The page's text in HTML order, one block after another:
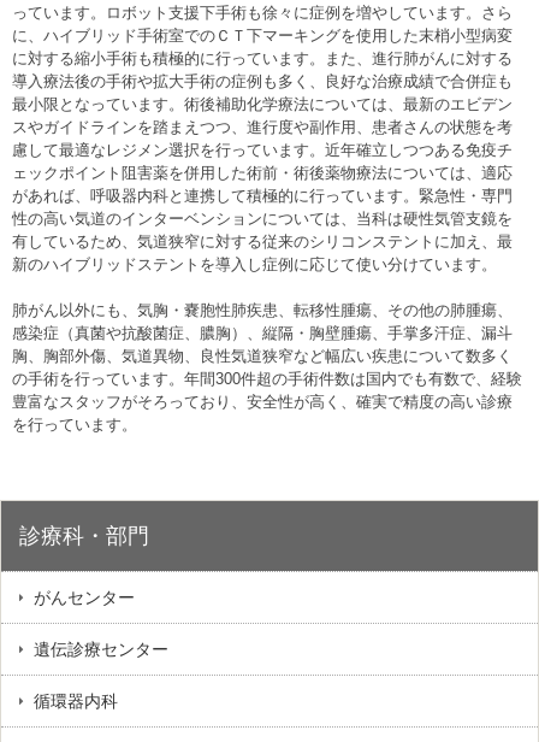
っています。ロボット支援下手術も徐々に症例を増やしています。さら
に、ハイブリッド手術室でのＣＴ下マーキングを使用した末梢小型病変
に対する縮小手術も積極的に行っています。また、進行肺がんに対する
導入療法後の手術や拡大手術の症例も多く、良好な治療成績で合併症も
最小限となっています。術後補助化学療法については、最新のエビデン
スやガイドラインを踏まえつつ、進行度や副作用、患者さんの状態を考
慮して最適なレジメン選択を行っています。近年確立しつつある免疫チ
ェックポイント阻害薬を併用した術前・術後薬物療法については、適応
があれば、呼吸器内科と連携して積極的に行っています。緊急性・専門
性の高い気道のインターベンションについては、当科は硬性気管支鏡を
有しているため、気道狭窄に対する従来のシリコンステントに加え、最
新のハイブリッドステントを導入し症例に応じて使い分けています。
肺がん以外にも、気胸・嚢胞性肺疾患、転移性腫瘍、その他の肺腫瘍、
感染症（真菌や抗酸菌症、膿胸）、縦隔・胸壁腫瘍、手掌多汗症、漏斗
胸、胸部外傷、気道異物、良性気道狭窄など幅広い疾患について数多く
の手術を行っています。年間300件超の手術件数は国内でも有数で、経験
豊富なスタッフがそろっており、安全性が高く、確実で精度の高い診療
を行っています。
診療科・部門
がんセンター
遺伝診療センター
循環器内科